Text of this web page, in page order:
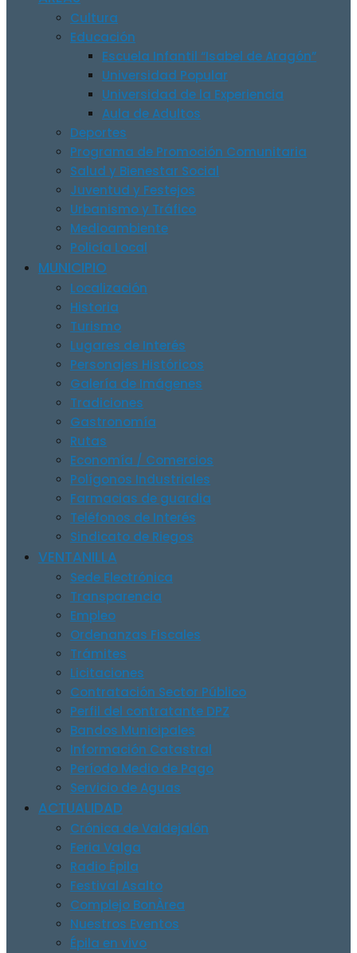
Cultura
Educación
Escuela Infantil “Isabel de Aragón”
Universidad Popular
Universidad de la Experiencia
Aula de Adultos
Deportes
Programa de Promoción Comunitaria
Salud y Bienestar Social
Juventud y Festejos
Urbanismo y Tráfico
Medioambiente
Policía Local
MUNICIPIO
Localización
Historia
Turismo
Lugares de Interés
Personajes Históricos
Galería de Imágenes
Tradiciones
Gastronomía
Rutas
Economía / Comercios
Polígonos Industriales
Farmacias de guardia
Teléfonos de Interés
Sindicato de Riegos
VENTANILLA
Sede Electrónica
Transparencia
Empleo
Ordenanzas Fiscales
Trámites
Licitaciones
Contratación Sector Público
Perfil del contratante DPZ
Bandos Municipales
Información Catastral
Período Medio de Pago
Servicio de Aguas
ACTUALIDAD
Crónica de Valdejalón
Feria Valga
Radio Épila
Festival Asalto
Complejo BonÀrea
Nuestros Eventos
Épila en vivo